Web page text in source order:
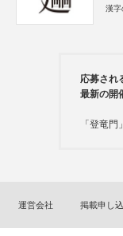
漢字
応募され
最新の開
「登竜門
運営会社 掲載申し